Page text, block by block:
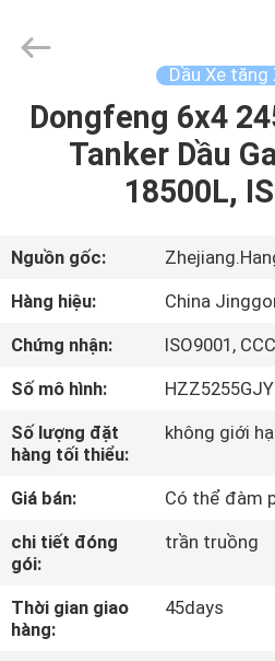
TRANG
SẢN
PHẨM
CHÚNG
TÔI
THAM
QUAN
MÁY
2026
HANGZHOU
VEHICLE
CO.,LTD.
Dầu Xe tăng
Dongfeng 6x4
Tanker Dầu
18500L,
Nguồn gốc:
Hàng hiệu:
China
Chứng nhận:
ISO9001, CCC
Số mô hình:
HZZ5255GJY
Số lượng đặt
hàng tối thiểu:
không giới
Giá bán:
Có thể đàm
chi tiết đóng
gói:
trần truồng
Thời gian giao
hàng:
45days